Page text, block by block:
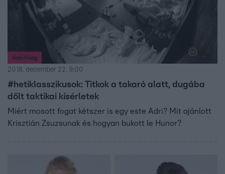
ValóVilág
2018. december 22. 9:00
#hetiklasszikusok: Titkok a takaró alatt, dugába
dőlt taktikai kísérletek
Miért mosott fogat kétszer is egy este Adri? Mit ajánlott
Krisztián Zsuzsunak és hogyan bukott le Hunor?